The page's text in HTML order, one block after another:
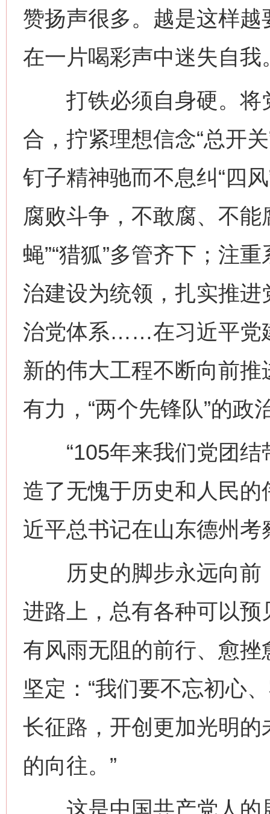
赞扬声很多。越是这样
在一片喝彩声中迷失自我
打铁必须自身硬。将
合，拧紧理想信念“总开
钉子精神驰而不息纠“四
腐败斗争，不敢腐、不能
蝇”“猎狐”多管齐下；注
治建设为统领，扎实推
治党体系……在习近平党
新的伟大工程不断向前
有力，“两个先锋队”的政
“105年来我们党团结
造了无愧于历史和人民的
近平总书记在山东德州考
历史的脚步永远向前
进路上，总有各种可以
有风雨无阻的前行、愈
坚定：“我们要不忘初心
长征路，开创更加光明
的向往。”
这是中国共产党人的